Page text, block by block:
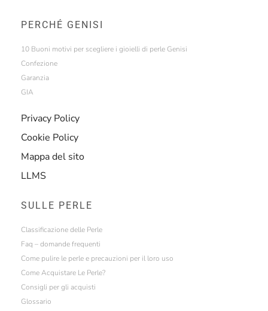
PERCHÉ GENISI
10 Buoni motivi per scegliere i gioielli di perle Genisi
Confezione
Garanzia
GIA
Privacy Policy
Cookie Policy
Mappa del sito
LLMS
SULLE PERLE
Classificazione delle Perle
Faq – domande frequenti
Come pulire le perle e precauzioni per il loro uso
Come Acquistare Le Perle?
Consigli per gli acquisti
Glossario